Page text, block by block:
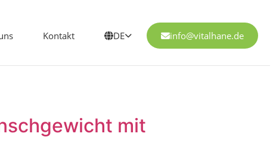
Kontakt DE info@vitalhane.de
mit